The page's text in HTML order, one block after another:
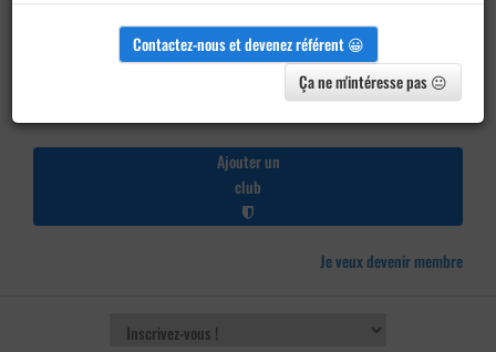
Ajouter un
club
Je veux devenir membre
Contactez-nous et devenez référent 😀
Ça ne m'intéresse pas 😐